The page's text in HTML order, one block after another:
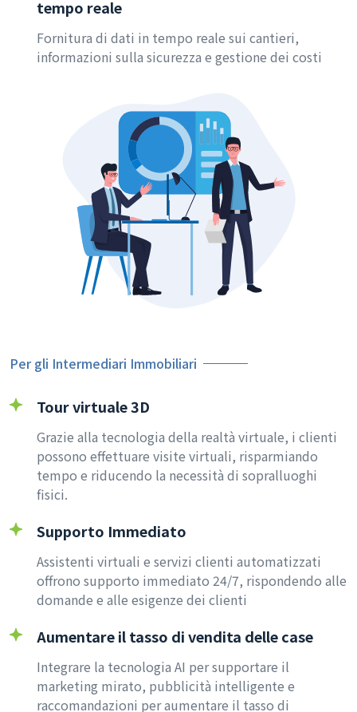
tempo reale
Fornitura di dati in tempo reale sui cantieri,
informazioni sulla sicurezza e gestione dei costi
Per gli Intermediari Immobiliari
Tour virtuale 3D
Grazie alla tecnologia della realtà virtuale, i clienti
possono effettuare visite virtuali, risparmiando
tempo e riducendo la necessità di sopralluoghi
fisici.
Supporto Immediato
Assistenti virtuali e servizi clienti automatizzati
offrono supporto immediato 24/7, rispondendo alle
domande e alle esigenze dei clienti
Aumentare il tasso di vendita delle case
Integrare la tecnologia AI per supportare il
marketing mirato, pubblicità intelligente e
raccomandazioni per aumentare il tasso di